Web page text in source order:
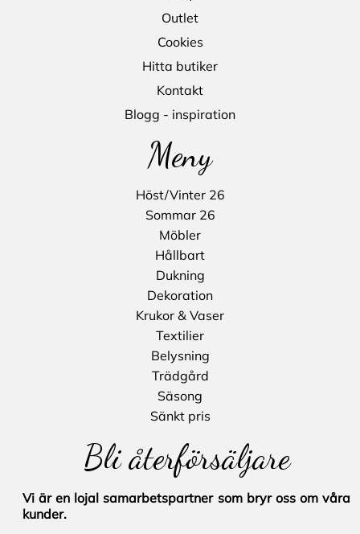
Outlet
Cookies
Hitta butiker
Kontakt
Blogg - inspiration
Meny
Höst/Vinter 26
Sommar 26
Möbler
Hållbart
Dukning
Dekoration
Krukor & Vaser
Textilier
Belysning
Trädgård
Säsong
Sänkt pris
Bli återförsäljare
Vi är en lojal samarbetspartner som bryr oss om våra
kunder.